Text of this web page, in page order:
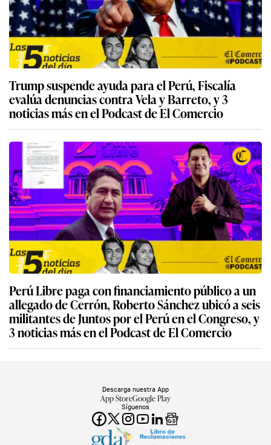
Trump suspende ayuda para el Perú, Fiscalía
evalúa denuncias contra Vela y Barreto, y 3
noticias más en el Podcast de El Comercio
Perú Libre paga con financiamiento público a un
allegado de Cerrón, Roberto Sánchez ubicó a seis
militantes de Juntos por el Perú en el Congreso, y
3 noticias más en el Podcast de El Comercio
Síguenos
Descarga nuestra App
App StoreGoogle Play